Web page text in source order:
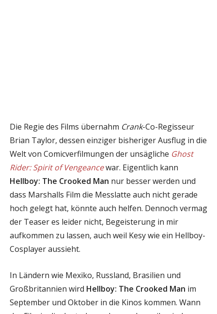
Die Regie des Films übernahm Crank-Co-Regisseur
Brian Taylor, dessen einziger bisheriger Ausflug in die
Welt von Comicverfilmungen der unsägliche Ghost
Rider: Spirit of Vengeancewar. Eigentlich kann
Hellboy: The Crooked Man nur besser werden und
dass Marshalls Film die Messlatte auch nicht gerade
hoch gelegt hat, könnte auch helfen. Dennoch vermag
der Teaser es leider nicht, Begeisterung in mir
aufkommen zu lassen, auch weil Kesy wie ein Hellboy-
Cosplayer aussieht.
In Ländern wie Mexiko, Russland, Brasilien und
Großbritannien wird Hellboy: The Crooked Man im
September und Oktober in die Kinos kommen. Wann